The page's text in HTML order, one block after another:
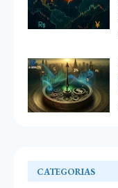
CATEGORIAS